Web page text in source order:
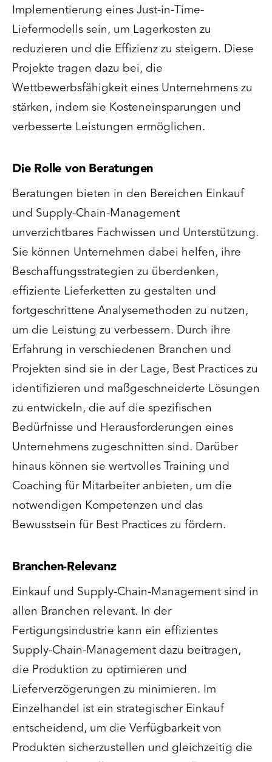
Implementierung eines Just-in-Time-
Liefermodells sein, um Lagerkosten zu
reduzieren und die Effizienz zu steigern. Diese
Projekte tragen dazu bei, die
Wettbewerbsfähigkeit eines Unternehmens zu
stärken, indem sie Kosteneinsparungen und
verbesserte Leistungen ermöglichen.
Die Rolle von Beratungen
Beratungen bieten in den Bereichen Einkauf
und Supply-Chain-Management
unverzichtbares Fachwissen und Unterstützung.
Sie können Unternehmen dabei helfen, ihre
Beschaffungsstrategien zu überdenken,
effiziente Lieferketten zu gestalten und
fortgeschrittene Analysemethoden zu nutzen,
um die Leistung zu verbessern. Durch ihre
Erfahrung in verschiedenen Branchen und
Projekten sind sie in der Lage, Best Practices zu
identifizieren und maßgeschneiderte Lösungen
zu entwickeln, die auf die spezifischen
Bedürfnisse und Herausforderungen eines
Unternehmens zugeschnitten sind. Darüber
hinaus können sie wertvolles Training und
Coaching für Mitarbeiter anbieten, um die
notwendigen Kompetenzen und das
Bewusstsein für Best Practices zu fördern.
Branchen-Relevanz
Einkauf und Supply-Chain-Management sind in
allen Branchen relevant. In der
Fertigungsindustrie kann ein effizientes
Supply-Chain-Management dazu beitragen,
die Produktion zu optimieren und
Lieferverzögerungen zu minimieren. Im
Einzelhandel ist ein strategischer Einkauf
entscheidend, um die Verfügbarkeit von
Produkten sicherzustellen und gleichzeitig die